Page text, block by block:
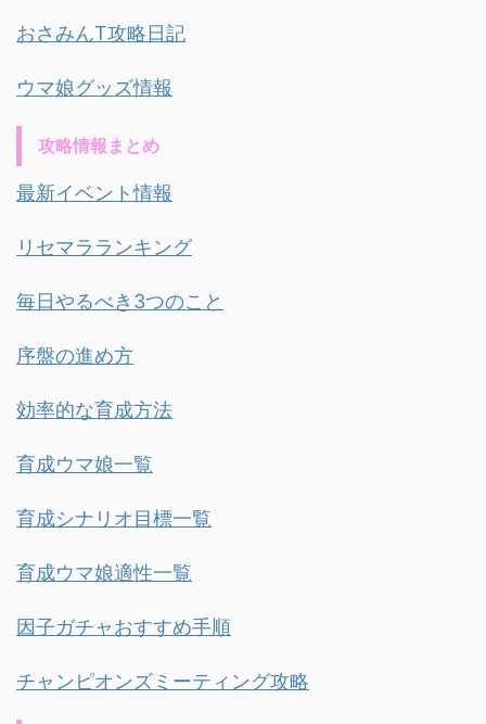
おさみんT攻略日記
ウマ娘グッズ情報
攻略情報まとめ
最新イベント情報
リセマラランキング
毎日やるべき3つのこと
序盤の進め方
効率的な育成方法
育成ウマ娘一覧
育成シナリオ目標一覧
育成ウマ娘適性一覧
因子ガチャおすすめ手順
チャンピオンズミーティング攻略